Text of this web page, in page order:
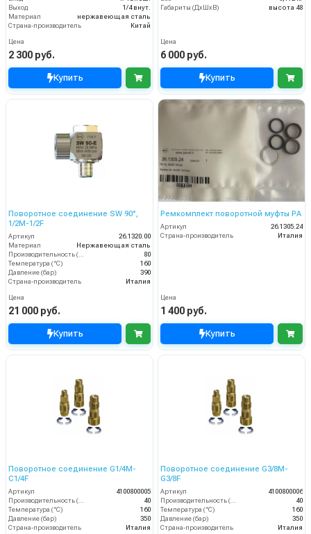
Выход
1/4 внут.
Материал
нержавеющая сталь
Страна-производитель
Китай
Цена
2 300 руб.
Купить
Габариты (ДхШхВ)
высота 48
Цена
6 000 руб.
Купить
Поворотное соединение SW 90°,
1/2M-1/2F
Артикул
26.1320.00
Материал
Нержавеющая сталь
80
Температура (°C)
160
Давление (бар)
390
Страна-производитель
Италия
Цена
21 000 руб.
Купить
Ремкомплект поворотной муфты PA
Артикул
26.1305.24
Страна-производитель
Италия
Цена
1 400 руб.
Купить
Поворотное соединение G1/4M-
C1/4F
Артикул
4100800005
Производительность (л/мин)
40
Температура (°C)
160
Давление (бар)
350
Страна-производитель
Италия
Поворотное соединение G3/8M-
G3/8F
Артикул
4100800006
Производительность (л/мин)
40
Температура (°C)
160
Давление (бар)
350
Страна-производитель
Италия